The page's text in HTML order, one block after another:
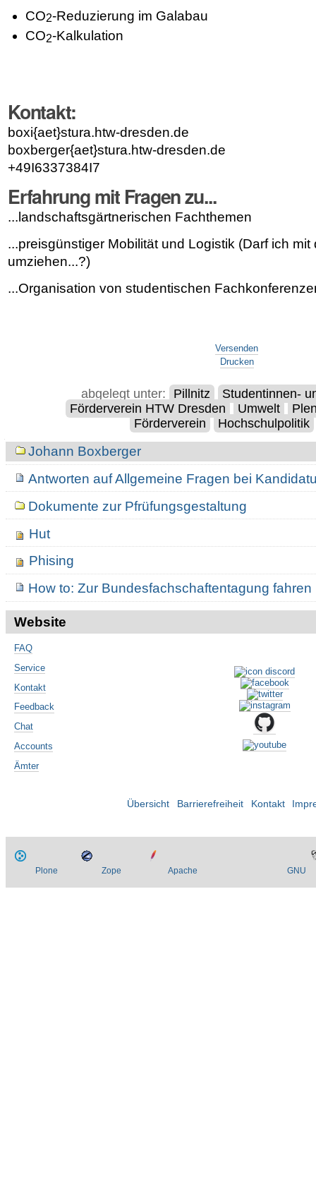
CO2-Reduzierung im Galabau
CO2-Kalkulation
Kontakt:
boxi{aet}stura.htw-dresden.de
boxberger{aet}stura.htw-dresden.de
+49I6337384I7
Erfahrung mit Fragen zu...
...landschaftsgärtnerischen Fachthemen
...preisgünstiger Mobilität und Logistik (Darf ich
umziehen...?)
...Organisation von studentischen
Versenden
Drucken
abgelegt unter: Pillnitz
Studentinnen-
Förderverein HTW Dresden
Umwelt
Förderverein
Hochschulpolitik
NavigationJohann Boxberger
Antworten auf Allgemeine Fragen bei
Dokumente zur Pfrüfungsgestaltung
Hut
Phising
How to: Zur Bundesfachschaftentagung fahren
Website
FAQ
Service
Kontakt
Feedback
Chat
Accounts
Ämter
Übersicht Barrierefreiheit Kontakt
Plone Zope Apache GNU